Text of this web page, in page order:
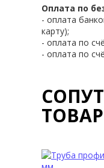
Оплата по
- оплата
карту);
- оплата по
- оплата по